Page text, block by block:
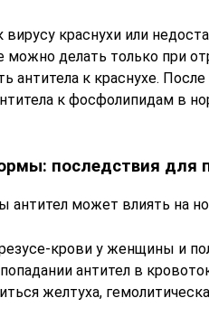
вирусу краснухи или
можно делать только при
антитела к краснухе.
к фосфолипидам в
последствия для
антител может влиять на
крови у женщины и
антител в
желтуха,